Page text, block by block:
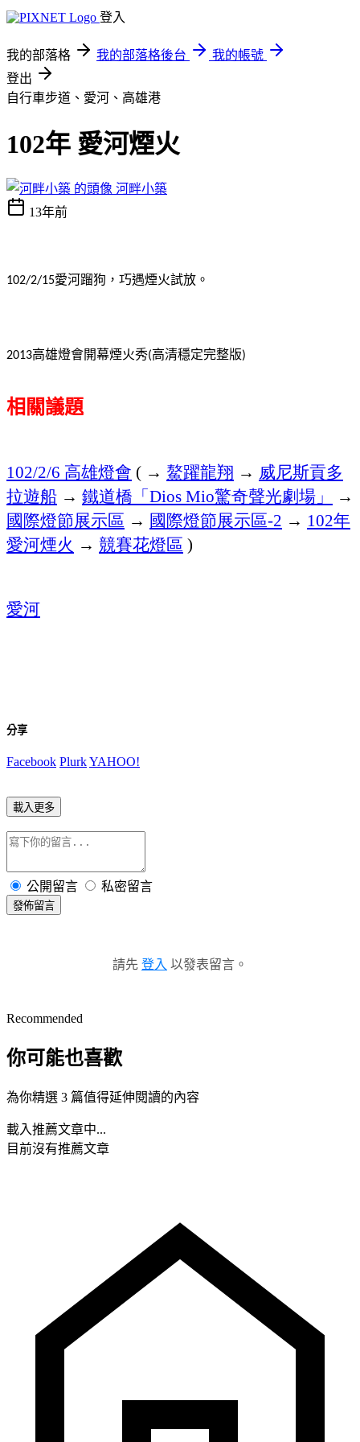
登入
我的部落格 我的部落格後台
我的帳號
登出
自行車步道、愛河、高雄港
102年 愛河煙火
河畔小築
13年前
102/2/15愛河蹓狗，巧遇煙火試放。
2013高雄燈會開幕煙火秀(高清穩定完整版)
相關議題
102/2/6 高雄燈會 ( → 鰲躍龍翔 → 威尼斯貢多
拉遊船 → 鐵道橋「Dios Mio驚奇聲光劇場」
→
國際燈節展示區 → 國際燈節展示區-2 → 102年
愛河煙火 → 競賽花燈區 )
愛河
分享
Facebook PlurkYAHOO!
載入更多
公開留言 私密留言
發佈留言
請先 登入 以發表留言。
Recommended
你可能也喜歡
為你精選 3 篇值得延伸閱讀的內容
載入推薦文章中...
目前沒有推薦文章